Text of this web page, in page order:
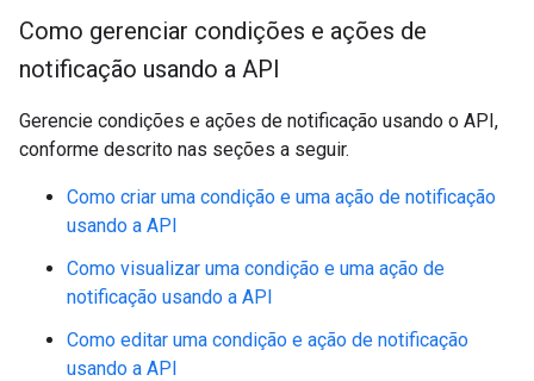
Como gerenciar condições e ações de
notificação usando a API
Gerencie condições e ações de notificação usando o API,
conforme descrito nas seções a seguir.
Como criar uma condição e uma ação de notificação
usando a API
Como visualizar uma condição e uma ação de
notificação usando a API
Como editar uma condição e ação de notificação
usando a API